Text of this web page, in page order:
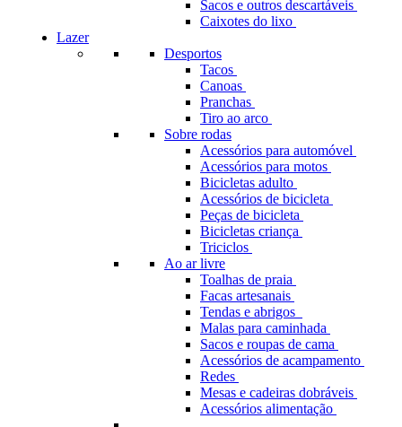
Sacos e outros descartáveis
Caixotes do lixo
Lazer
Desportos
Tacos
Canoas
Pranchas
Tiro ao arco
Sobre rodas
Acessórios para automóvel
Acessórios para motos
Bicicletas adulto
Acessórios de bicicleta
Peças de bicicleta
Bicicletas criança
Triciclos
Ao ar livre
Toalhas de praia
Facas artesanais
Tendas e abrigos
Malas para caminhada
Sacos e roupas de cama
Acessórios de acampamento
Redes
Mesas e cadeiras dobráveis
Acessórios alimentação